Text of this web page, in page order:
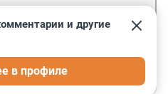
и другие
в профиле